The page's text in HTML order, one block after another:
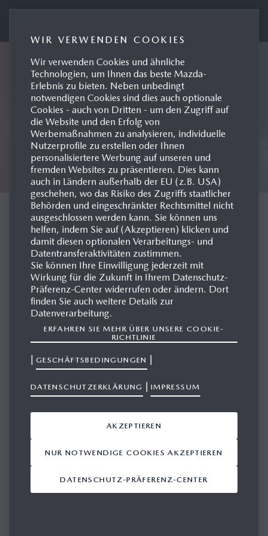
KONZEPTFAHRZEUGE
MAZDA MX-MICRO SPORT
MEDIENGALERIE
Ergebnisse anzeigen 1-10 von 16
Sport 2004 - Press
WIR VERWENDEN COOKIES
Wir verwenden Cookies und ähnliche
Technologien, um Ihnen das beste Mazda-
Erlebnis zu bieten. Neben unbedingt
notwendigen Cookies sind dies auch optionale
Cookies - auch von Dritten - um den Zugriff auf
die Website und den Erfolg von
Werbemaßnahmen zu analysieren, individuelle
Nutzerprofile zu erstellen oder Ihnen
personalisiertere Werbung auf unseren und
fremden Websites zu präsentieren. Dies kann
auch in Ländern außerhalb der EU (z.B. USA)
geschehen, wo das Risiko des Zugriffs staatlicher
Behörden und eingeschränkter Rechtsmittel nicht
ausgeschlossen werden kann. Sie können uns
helfen, indem Sie auf (Akzeptieren) klicken und
damit diesen optionalen Verarbeitungs- und
Datentransferaktivitäten zustimmen.
Sie können Ihre Einwilligung jederzeit mit
Wirkung für die Zukunft in Ihrem Datenschutz-
Präferenz-Center widerrufen oder ändern. Dort
finden Sie auch weitere Details zur
Datenverarbeitung.
ERFAHREN SIE MEHR ÜBER UNSERE COOKIE-
RICHTLINIE
| GESCHÄFTSBEDINGUNGEN |
DATENSCHUTZERKLÄRUNG | IMPRESSUM
DATENSCHUTZ-PRÄFERENZ-CENTER
NUR NOTWENDIGE COOKIES AKZEPTIEREN
AKZEPTIEREN